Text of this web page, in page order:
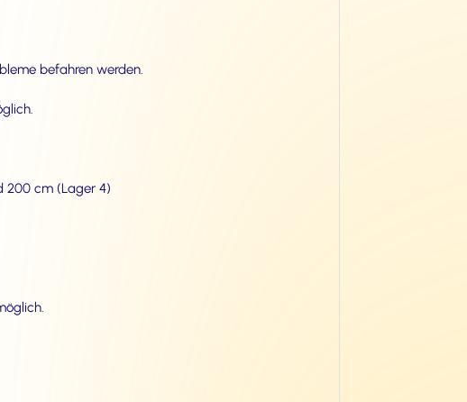
befahren werden.
200 cm (Lager 4)